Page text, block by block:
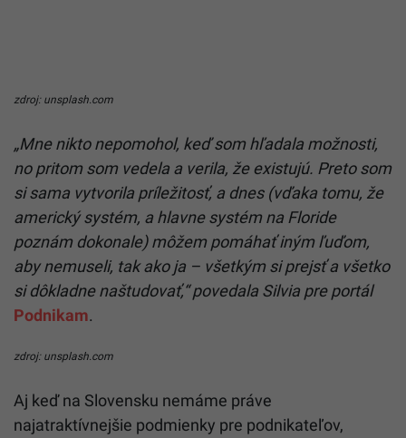
zdroj: unsplash.com
„Mne nikto nepomohol, keď som hľadala možnosti,
no pritom som vedela a verila, že existujú. Preto som
si sama vytvorila príležitosť, a dnes (vďaka tomu, že
americký systém, a hlavne systém na Floride
poznám dokonale) môžem pomáhať iným ľuďom,
aby nemuseli, tak ako ja – všetkým si prejsť a všetko
si dôkladne naštudovať,“ povedala Silvia pre portál
Podnikam.
zdroj: unsplash.com
Aj keď na Slovensku nemáme práve
najatraktívnejšie podmienky pre podnikateľov,